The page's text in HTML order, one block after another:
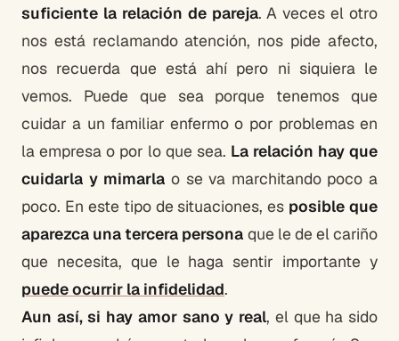
suficiente la relación de pareja. A veces el otro
nos está reclamando atención, nos pide afecto,
nos recuerda que está ahí pero ni siquiera le
vemos. Puede que sea porque tenemos que
cuidar a un familiar enfermo o por problemas en
la empresa o por lo que sea. La relación hay que
cuidarla y mimarla o se va marchitando poco a
poco. En este tipo de situaciones, es posible que
aparezca una tercera persona que le de el cariño
que necesita, que le haga sentir importante y
puede ocurrir la infidelidad.
Aun así, si hay amor sano y real, el que ha sido